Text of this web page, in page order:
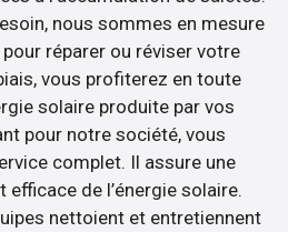
nous sommes en mesure
réparer ou réviser votre
vous profiterez en toute
solaire produite par vos
pour notre société, vous
complet. Il assure une
de l’énergie solaire.
nettoient et entretiennent